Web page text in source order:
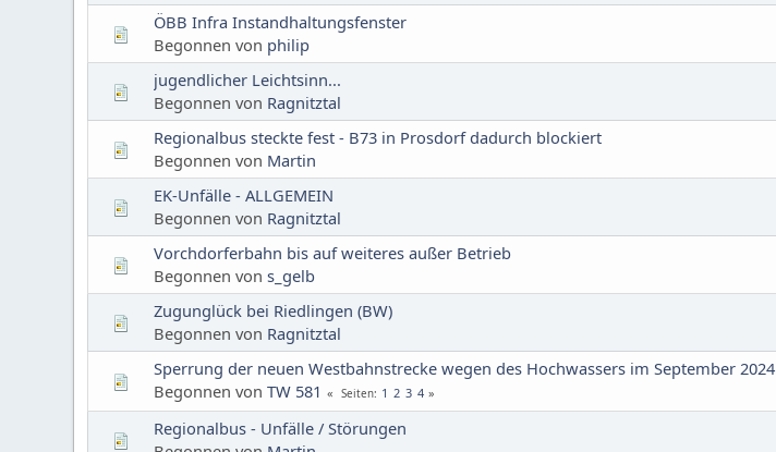
ÖBB Infra Instandhaltungsfenster
Begonnen von philip
jugendlicher Leichtsinn...
Begonnen von Ragnitztal
Regionalbus steckte fest - B73 in Prosdorf dadurch blockiert
Begonnen von Martin
EK-Unfälle - ALLGEMEIN
Begonnen von Ragnitztal
Vorchdorferbahn bis auf weiteres außer Betrieb
Begonnen vons_gelb
Zugunglück bei Riedlingen (BW)
Begonnen von Ragnitztal
Sperrung der neuen Westbahnstrecke wegen des Hochwassers im September 2024
Begonnen vonTW 581 Seiten 1 2 3 4
Regionalbus - Unfälle / Störungen